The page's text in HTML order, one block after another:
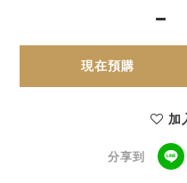
現在預購
加
分享到